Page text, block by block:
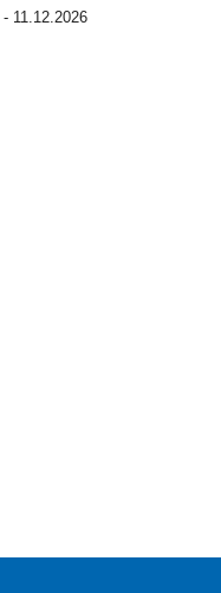
- 11.12.2026